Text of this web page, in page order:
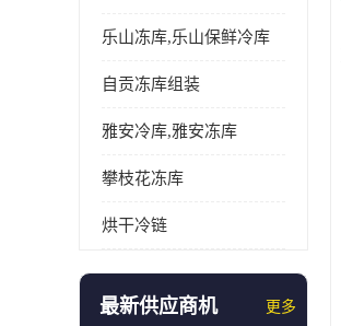
乐山冻库,乐山保鲜冷库
自贡冻库组装
雅安冷库,雅安冻库
攀枝花冻库
烘干冷链
最新供应商机 更多